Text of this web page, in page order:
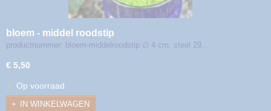
bloem - middel roodstip
productnummer: bloem-middelroodstip ∅ 4 cm, steel 29…
€ 5,50
✓ Op voorraad
IN WINKELWAGEN